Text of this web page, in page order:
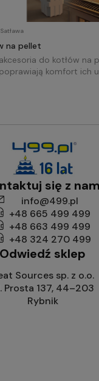
na pellet
do kotłów na
komfort ich
się z
info@499.pl
+48 665 499 499
+48 663 499 499
+48 324 270 499
Odwiedź sklep
Sources sp. z o.o.
Prosta 137, 44–203
Rybnik